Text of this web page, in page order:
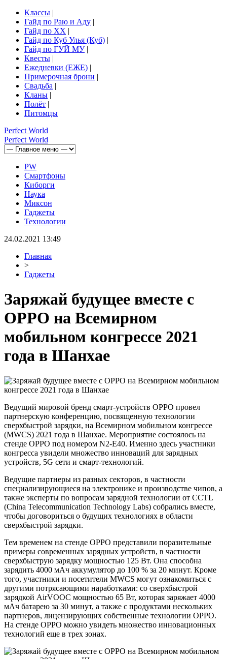
Классы |
Гайд по Раю и Аду |
Гайд по ХХ |
Гайд по Куб Улья (Куб) |
Гайд по ГУЙ МУ|
Квесты |
Ежедневки (ЕЖЕ) |
Примерочная брони |
Свадьба |
Кланы |
Полёт |
Питомцы
Perfect World
Perfect World
PW
Смартфоны
Киборги
Наука
Миксон
Гаджеты
Технологии
24.02.2021 13:49
Главная
>
Гаджеты
Заряжай будущее вместе с
ОPPO на Всемирном
мобильном конгрессе 2021
года в Шанхае
Ведущий мировой бренд смарт-устройств OPPO провел
партнерскую конференцию, посвященную технологии
сверхбыстрой зарядки, на Всемирном мобильном конгрессе
(MWCS) 2021 года в Шанхае. Мероприятие состоялось на
стенде OPPO под номером N2-E40. Именно здесь участники
конгресса увидели множество инноваций для зарядных
устройств, 5G сети и смарт-технологий.
Ведущие партнеры из разных секторов, в частности
специализирующиеся на электронике и производстве чипов, а
также эксперты по вопросам зарядной технологии от CCTL
(China Telecommunication Technology Labs) собрались вместе,
чтобы договориться о будущих технологиях в области
сверхбыстрой зарядки.
Тем временем на стенде OPPO представили поразительные
примеры современных зарядных устройств, в частности
сверхбыструю зарядку мощностью 125 Вт. Она способна
зарядить 4000 мАч аккумулятор до 100 % за 20 минут. Кроме
того, участники и посетители MWCS могут ознакомиться с
другими потрясающими наработками: со сверхбыстрой
зарядкой AirVOOC мощностью 65 Вт, которая заряжает 4000
мАч батарею за 30 минут, а также с продуктами нескольких
партнеров, лицензирующих собственные технологии OPPO.
На стенде OPPO можно увидеть множество инновационных
технологий еще в трех зонах.